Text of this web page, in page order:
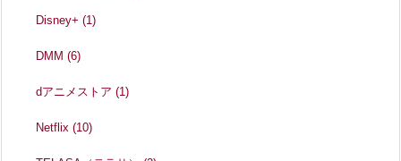
Disney+(1)
DMM(6)
dアニメストア(1)
Netflix(10)